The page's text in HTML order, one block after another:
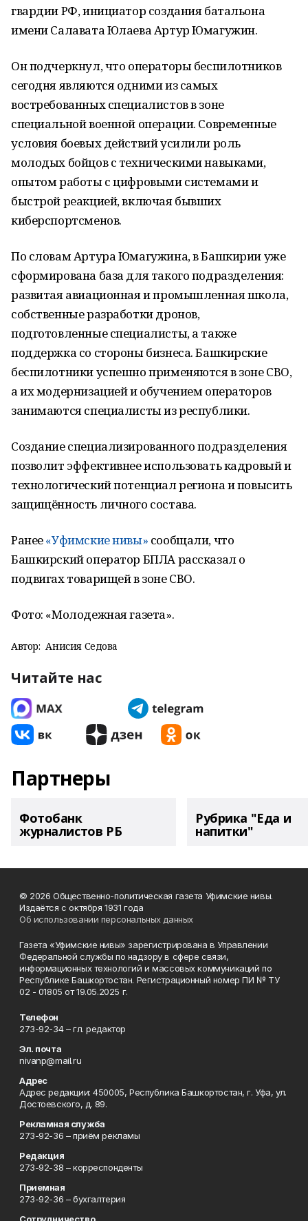
гвардии РФ, инициатор создания батальона
имени Салавата Юлаева Артур Юмагужин.
Он подчеркнул, что операторы беспилотников
сегодня являются одними из самых
востребованных специалистов в зоне
специальной военной операции. Современные
условия боевых действий усилили роль
молодых бойцов с техническими навыками,
опытом работы с цифровыми системами и
быстрой реакцией, включая бывших
киберспортсменов.
По словам Артура Юмагужина, в Башкирии уже
сформирована база для такого подразделения:
развитая авиационная и промышленная школа,
собственные разработки дронов,
подготовленные специалисты, а также
поддержка со стороны бизнеса. Башкирские
беспилотники успешно применяются в зоне СВО,
а их модернизацией и обучением операторов
занимаются специалисты из республики.
Создание специализированного подразделения
позволит эффективнее использовать кадровый и
технологический потенциал региона и повысить
защищённость личного состава.
Ранее«Уфимские нивы» сообщали, что
Башкирский оператор БПЛА рассказал о
подвигах товарищей в зоне СВО.
Фото: «Молодежная газета».
Автор: Анисия Седова
Читайте нас
Партнеры
Фотобанк
журналистов РБ
Рубрика "Еда и
напитки"
© 2026 Общественно-политическая газета Уфимские нивы.
Издаётся с октября 1931 года
Об использовании персональных данных
Газета «Уфимские нивы» зарегистрирована в Управлении
Федеральной службы по надзору в сфере связи,
информационных технологий и массовых коммуникаций по
Республике Башкортостан. Регистрационный номер ПИ № ТУ
02 - 01805 от 19.05.2025 г.
Телефон
273-92-34 – гл. редактор
Эл. почта
nivanp@mail.ru
Адрес
Адрес редакции: 450005, Республика Башкортостан, г. Уфа, ул.
Достоевского, д. 89.
Рекламная служба
273-92-36 – приём рекламы
Редакция
273-92-38 – корреспонденты
Приемная
273-92-36 – бухгалтерия